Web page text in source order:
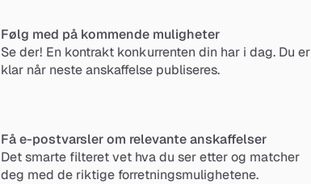
Følg med på kommende muligheter
Se der! En kontrakt konkurrenten din har i dag. Du er
klar når neste anskaffelse publiseres.
Få e-postvarsler om relevante anskaffelser
Det smarte filteret vet hva du ser etter og matcher
deg med de riktige forretningsmulighetene.